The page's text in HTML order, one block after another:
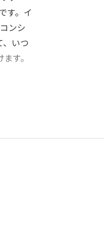
す。イ
ンシ
、いつ
す。